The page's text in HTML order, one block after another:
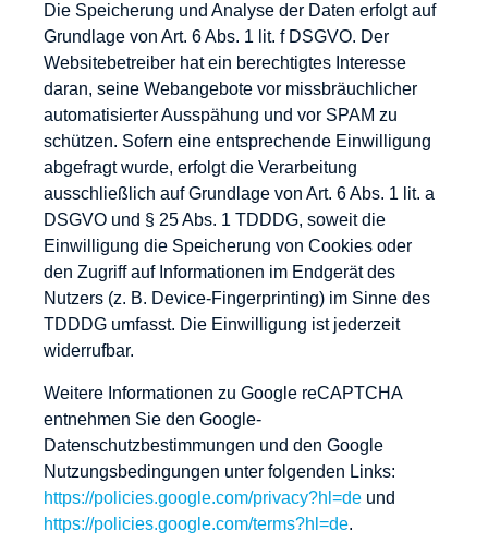
Die Speicherung und Analyse der Daten erfolgt auf
Grundlage von Art. 6 Abs. 1 lit. f DSGVO. Der
Websitebetreiber hat ein berechtigtes Interesse
daran, seine Webangebote vor missbräuchlicher
automatisierter Ausspähung und vor SPAM zu
schützen. Sofern eine entsprechende Einwilligung
abgefragt wurde, erfolgt die Verarbeitung
ausschließlich auf Grundlage von Art. 6 Abs. 1 lit. a
DSGVO und § 25 Abs. 1 TDDDG, soweit die
Einwilligung die Speicherung von Cookies oder
den Zugriff auf Informationen im Endgerät des
Nutzers (z. B. Device-Fingerprinting) im Sinne des
TDDDG umfasst. Die Einwilligung ist jederzeit
widerrufbar.
Weitere Informationen zu Google reCAPTCHA
entnehmen Sie den Google-
Datenschutzbestimmungen und den Google
Nutzungsbedingungen unter folgenden Links:
https://policies.google.com/privacy?hl=de und
https://policies.google.com/terms?hl=de.